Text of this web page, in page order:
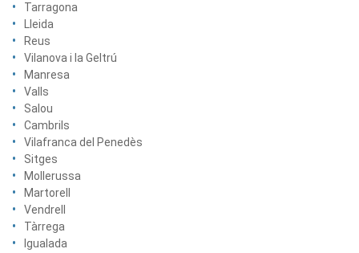
Tarragona
Lleida
Reus
Vilanova i la Geltrú
Manresa
Valls
Salou
Cambrils
Vilafranca del Penedès
Sitges
Mollerussa
Martorell
Vendrell
Tàrrega
Igualada